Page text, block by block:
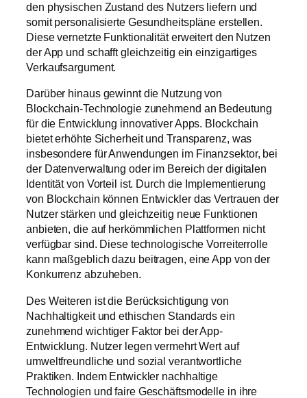
den physischen Zustand des Nutzers liefern und
somit personalisierte Gesundheitspläne erstellen.
Diese vernetzte Funktionalität erweitert den Nutzen
der App und schafft gleichzeitig ein einzigartiges
Verkaufsargument.
Darüber hinaus gewinnt die Nutzung von
Blockchain-Technologie zunehmend an Bedeutung
für die Entwicklung innovativer Apps. Blockchain
bietet erhöhte Sicherheit und Transparenz, was
insbesondere für Anwendungen im Finanzsektor, bei
der Datenverwaltung oder im Bereich der digitalen
Identität von Vorteil ist. Durch die Implementierung
von Blockchain können Entwickler das Vertrauen der
Nutzer stärken und gleichzeitig neue Funktionen
anbieten, die auf herkömmlichen Plattformen nicht
verfügbar sind. Diese technologische Vorreiterrolle
kann maßgeblich dazu beitragen, eine App von der
Konkurrenz abzuheben.
Des Weiteren ist die Berücksichtigung von
Nachhaltigkeit und ethischen Standards ein
zunehmend wichtiger Faktor bei der App-
Entwicklung. Nutzer legen vermehrt Wert auf
umweltfreundliche und sozial verantwortliche
Praktiken. Indem Entwickler nachhaltige
Technologien und faire Geschäftsmodelle in ihre